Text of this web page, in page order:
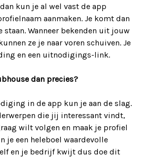
kun je al wel vast de app
aanmaken. Je komt dan
Wanneer bekenden uit jouw
ze je naar voren schuiven. Je
en een uitnodigings-link.
dan precies?
in de app kun je aan de slag.
die jij interessant vindt,
wilt volgen en maak je profiel
je een heleboel waardevolle
en je bedrijf kwijt dus doe dit